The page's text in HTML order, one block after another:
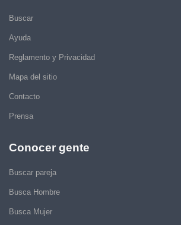
Buscar
Ayuda
Reglamento y Privacidad
Mapa del sitio
Contacto
Prensa
Conocer gente
Buscar pareja
Busca Hombre
Busca Mujer